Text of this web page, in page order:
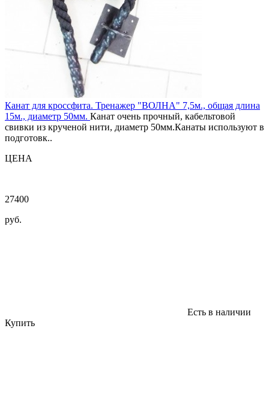
Канат для кроссфита. Тренажер "ВОЛНА" 7,5м., общая длина
15м., диаметр 50мм. Канат очень прочный, кабельтовой
свивки из крученой нити, диаметр 50мм.Канаты используют в
подготовк..
ЦЕНА
27400
руб.
Есть в наличии
Купить